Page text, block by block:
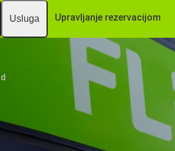
Usluga Upravljanje rezervacijom